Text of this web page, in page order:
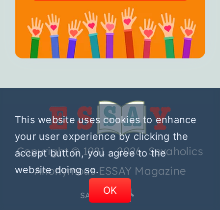
Copyright © 1981 – 2026 Sexaholics
Anonymous ESSAY Magazine
SA.ORG
This website uses cookies to enhance
your user experience by clicking the
accept button, you agree to the
website doing so.
OK